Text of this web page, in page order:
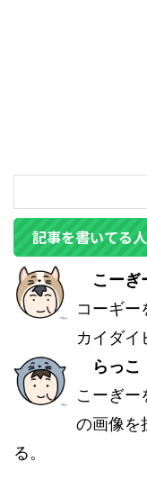
記事を書いてる人
こーぎ
コーギー
カイダイ
らっこ
こーぎー
の画像を
る。